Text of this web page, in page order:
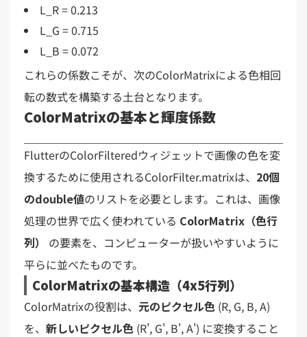
L_R = 0.213
L_G = 0.715
L_B = 0.072
これらの係数こそが、次のColorMatrixによる色相回
転の数式を構築する土台となります。
ColorMatrixの基本と輝度係数
FlutterのColorFilteredウィジェットで画像の色を変
換するために使用されるColorFilter.matrixは、 20個
のdouble値のリストを必要とします。これは、画像
処理の世界で広く使われている ColorMatrix（色行
列）
の要素を、コンピューターが扱いやすいように
平らに並べたものです。
ColorMatrixの基本構造（4x5行列）
ColorMatrixの役割は、 元のピクセル色 (R, G, B, A)
を、 新しいピクセル色 (R', G', B', A') に変換すること